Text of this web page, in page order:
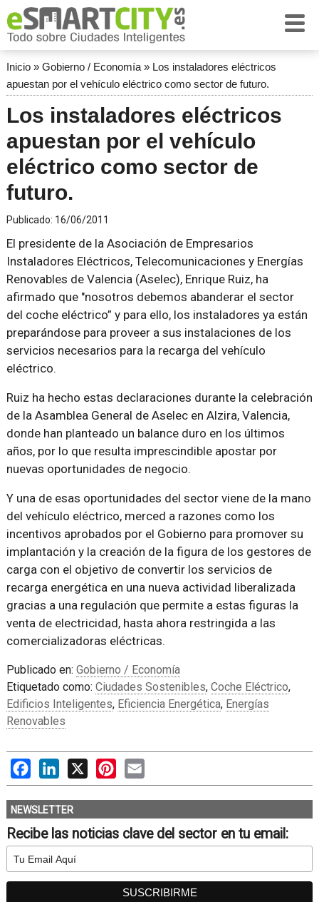
Inicio» Gobierno / Economía» Los instaladores eléctricos
apuestan por el vehículo eléctrico como sector de futuro.
Los instaladores eléctricos
apuestan por el vehículo
eléctrico como sector de
futuro.
Publicado: 16/06/2011
El presidente de la Asociación de Empresarios
Instaladores Eléctricos, Telecomunicaciones y Energías
Renovables de Valencia (Aselec), Enrique Ruiz, ha
afirmado que "nosotros debemos abanderar el sector
del coche eléctrico” y para ello, los instaladores ya están
preparándose para proveer a sus instalaciones de los
servicios necesarios para la recarga del vehículo
eléctrico.
Ruiz ha hecho estas declaraciones durante la celebración
de la Asamblea General de Aselec en Alzira, Valencia,
donde han planteado un balance duro en los últimos
años, por lo que resulta imprescindible apostar por
nuevas oportunidades de negocio.
Y una de esas oportunidades del sector viene de la mano
del vehículo eléctrico, merced a razones como los
incentivos aprobados por el Gobierno para promover su
implantación y la creación de la figura de los gestores de
carga con el objetivo de convertir los servicios de
recarga energética en una nueva actividad liberalizada
gracias a una regulación que permite a estas figuras la
venta de electricidad, hasta ahora restringida a las
comercializadoras eléctricas.
Publicado en: Gobierno / Economía
Etiquetado como: Ciudades Sostenibles, Coche Eléctrico,
Edificios Inteligentes, Eficiencia Energética, Energías
Renovables
FacebookLinkedIn
X PinterestEmail
NEWSLETTER
Recibe las noticias clave del sector en tu email: